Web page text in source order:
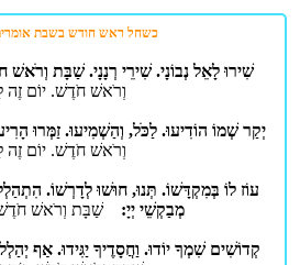
כשחל ראש חודש בשבת
שִׁירוּ לָאֵל נְבוֹנָי. שִׁירֵי רְנָנָי. שַׁבָּת וְרֹאשׁ
וְרֹאשׁ חֹדֶשׁ. יוֹם זֶה
יְקַר שְׁמוֹ הוֹדִיעוּ. לַכֹּל, וְהַשְׁמִיעוּ. זַמְּרוּ
וְרֹאשׁ חֹדֶשׁ. יוֹם זֶה
עוֹז לוֹ בְּמִקְדָּשׁוֹ. תְּנוּ, חוּשׁוּ לְדָרְשׁוֹ.
מְבַקְשֵׁי יְיָ: שַׁבָּת וְרֹאשׁ חֹדֶשׁ.
קְדוֹשִׁים שִׁמְךָ יוֹדוּ. וַחֲסָדֶיךָ יַגִּידוּ. אַף